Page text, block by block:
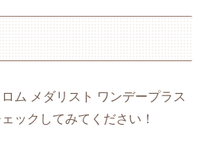
ム メダリスト ワンデープラス
ックしてみてください！